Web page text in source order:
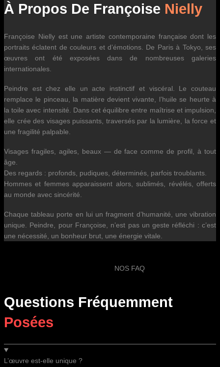
À Propos De Françoise Nielly
Françoise Nielly est une artiste contemporaine française dont les
portraits éclatent de couleurs et d’émotions. De Paris à Tokyo, ses
œuvres ont été exposées dans de nombreuses galeries
internationales.
Peindre est chez elle un acte instinctif et viscéral. Le couteau
remplace le pinceau, la matière devient vivante, l’huile se heurte à
la toile avec intensité. Dans cet équilibre entre maîtrise et impulsion,
elle crée des visages puissants, traversés par la lumière, la force et
une fragilité palpable.
Visages fragiles, agiles, beaux — de face comme de profil, à tout
âge.
Des regards : profonds, pudiques, déterminés, parfois troublants.
Hommes et femmes apparaissent alors, sublimés, révélés, offerts
au monde avec sincérité.
Chaque tableau porte en lui un fragment d’humanité, une vibration
unique. Peindre, pour Françoise, n’est pas un geste réfléchi : c’est
une nécessité, un bonheur brut, une énergie vitale.
NOS FAQ
Questions Fréquemment
Posées
L’œuvre est-elle unique ?